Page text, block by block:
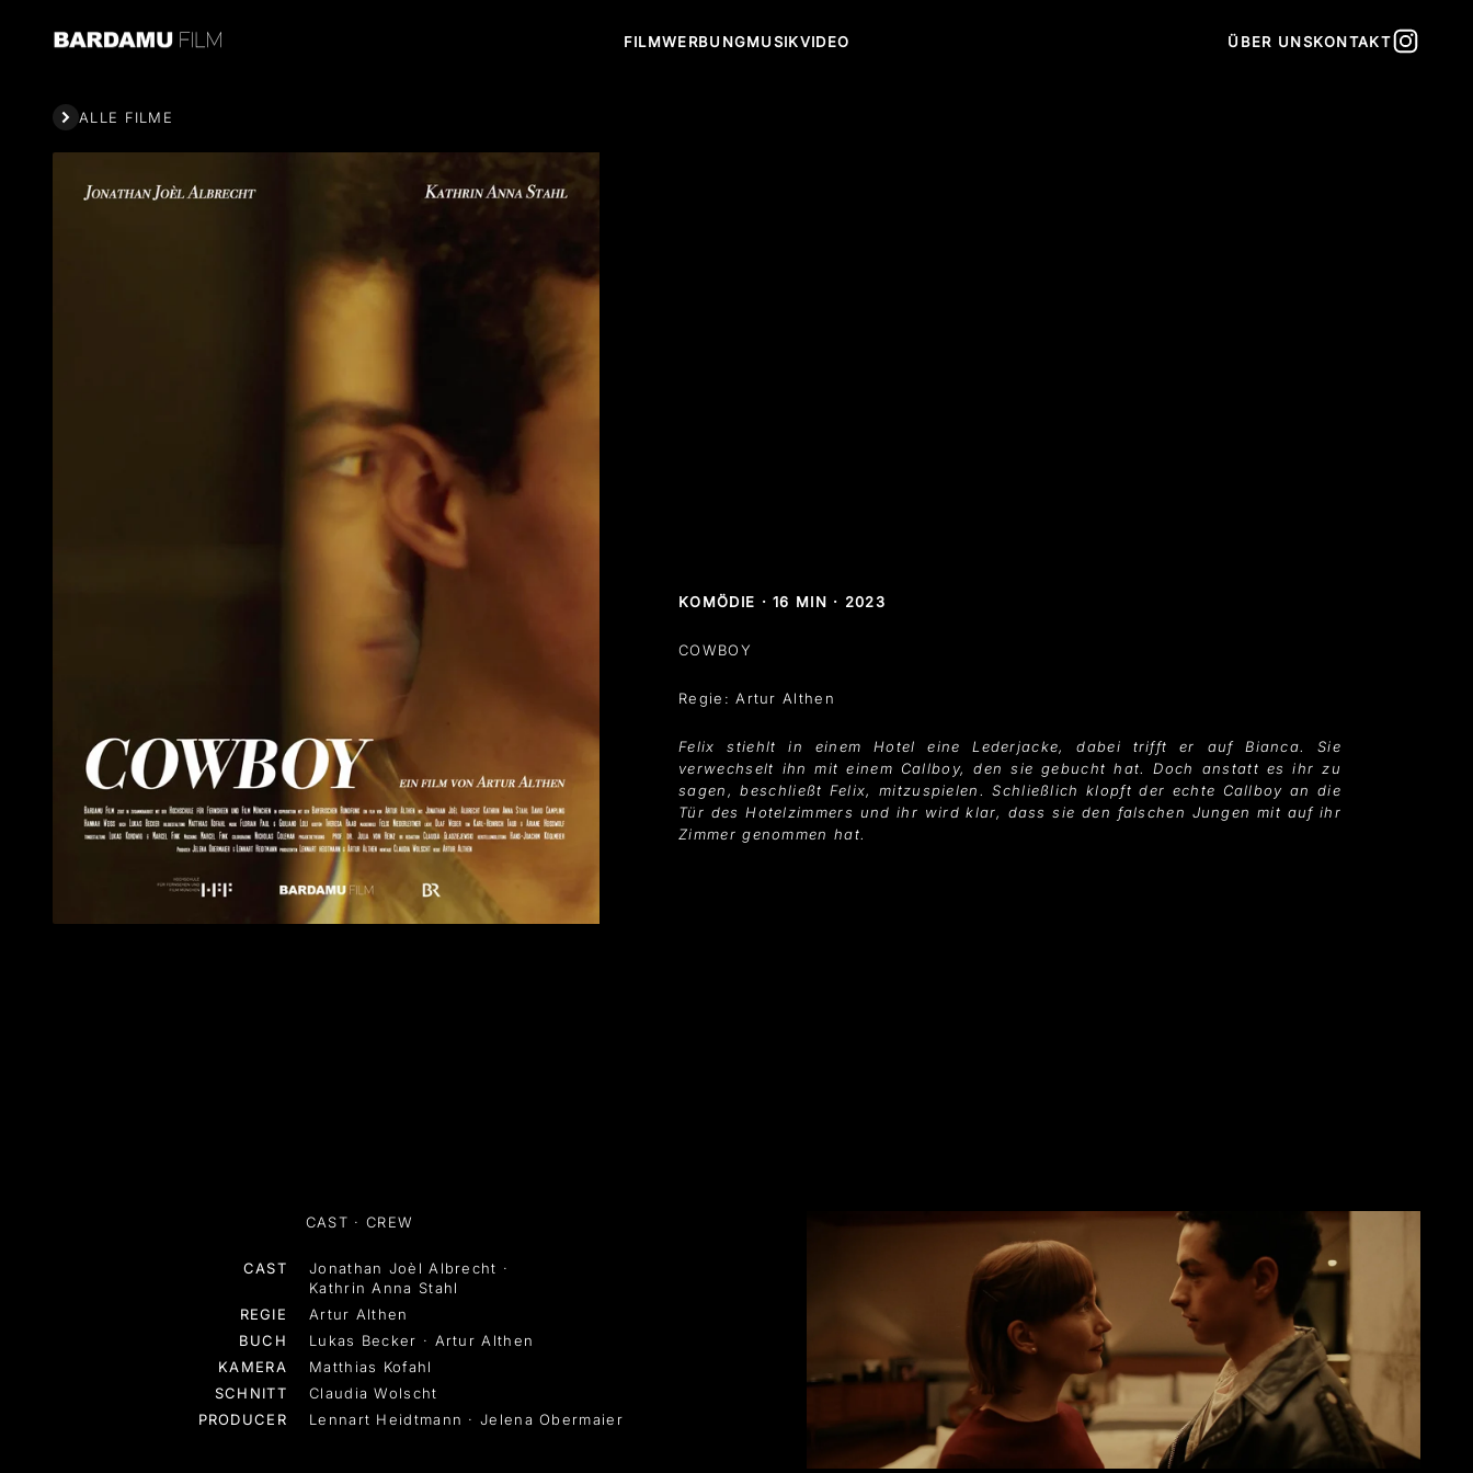
FILMWERBUNGMUSIKVIDEO
Bardamu Film ÜBER UNSKONTAKTSuche
ALLE FILME
KOMÖDIE · 16 MIN · 2023
COWBOY
Regie: Artur Althen
Felix stiehlt in einem Hotel eine Lederjacke, dabei trifft er auf Bianca. Sie
verwechselt ihn mit einem Callboy, den sie gebucht hat. Doch anstatt es ihr zu
sagen, beschließt Felix, mitzuspielen. Schließlich klopft der echte Callboy an die
Tür des Hotelzimmers und ihr wird klar, dass sie den falschen Jungen mit auf ihr
Zimmer genommen hat.
CAST · CREW
CAST
Jonathan Joèl Albrecht ·
Kathrin Anna Stahl
REGIE
Artur Althen
BUCH
Lukas Becker · Artur Althen
KAMERA
Matthias Kofahl
SCHNITT
Claudia Wolscht
PRODUCER
Lennart Heidtmann · Jelena Obermaier